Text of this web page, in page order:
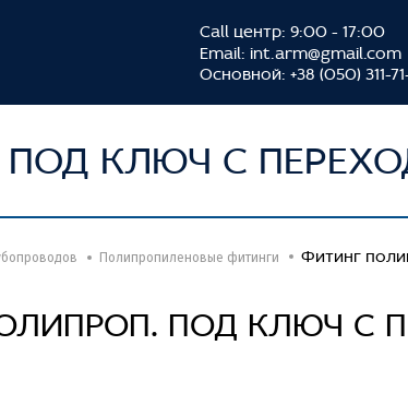
Call центр: 9:00 - 17:00
Email: int.arm@gmail.com
Основной: +38 (050) 311-
КЛЮЧ С
Полипропиленовые фитинги Фитинг
ПОД КЛЮЧ С